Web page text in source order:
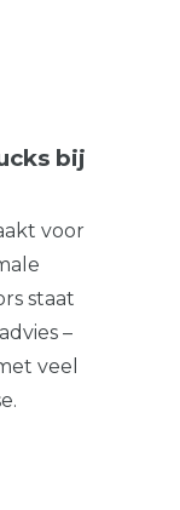
bij
voor
staat
–
veel